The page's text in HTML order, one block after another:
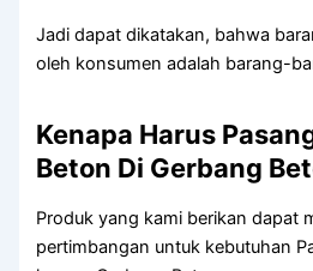
Jadi dapat dikatakan, bahwa
oleh konsumen adalah barang-
Kenapa Harus
Beton Di Gerbang
Produk yang kami berikan dapat
pertimbangan untuk kebutuhan